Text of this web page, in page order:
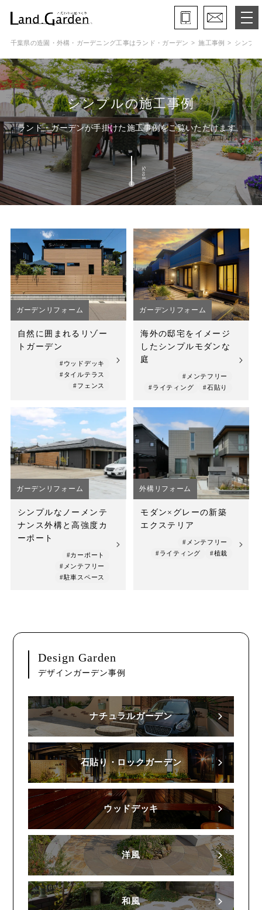
ランド・ガーデンとは
モデルガーデン
施工事例
保証と約束・ご理解いただきたい事
施工の流れ
よくある質問
会社概要
店舗案内
スタッフ紹介
プライバシーポリシー
サイトマップ
千葉県の造園・外構・ガーデニング工事はランド・ガーデン 施工事例 シンプル
シンプルの施工事例
ランド・ガーデンが手掛けた施工事例をご覧いただけます
Scroll
ガーデンリフォーム
自然に囲まれるリゾー
トガーデン
#ウッドデッキ
#タイルテラス
#フェンス
ガーデンリフォーム
海外の邸宅をイメージ
したシンプルモダンな
庭
#メンテフリー
#ライティング
#石貼り
ガーデンリフォーム
シンプルなノーメンテ
ナンス外構と高強度カ
ーポート
#カーポート
#メンテフリー
#駐車スペース
外構リフォーム
モダン×グレーの新築
エクステリア
#メンテフリー
#ライティング
#植栽
Design Garden
デザインガーデン事例
ナチュラルガーデン
石貼り・ロックガーデン
ウッドデッキ
洋風
和風